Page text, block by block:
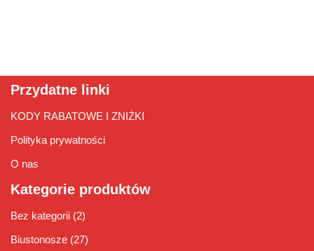
Przydatne linki
KODY RABATOWE I ZNIŻKI
Polityka prywatności
O nas
Kategorie produktów
Bez kategorii (2)
Biustonosze (27)